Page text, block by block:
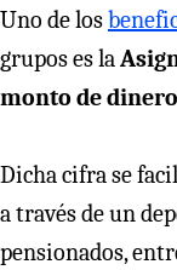
Uno de los
grupos es la
monto de
Dicha cifra se
a través de un
pensionados,